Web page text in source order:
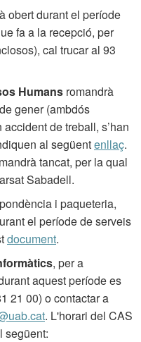
obert durant el període
fa a la recepció, per
cal trucar al 93
Humans romandrà
gener (ambdós
de treball, s’han
al següentenllaç.
tancat, per la qual
Sabadell.
i paqueteria,
el període de serveis
document.
, per a
aquest període es
21 00) o contactar a
. L'horari del CAS
següent: